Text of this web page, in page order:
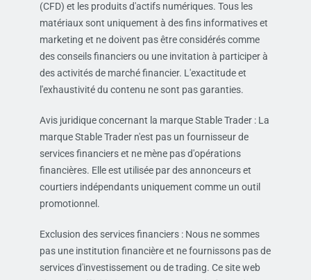
(CFD) et les produits d'actifs numériques. Tous les
matériaux sont uniquement à des fins informatives et
marketing et ne doivent pas être considérés comme
des conseils financiers ou une invitation à participer à
des activités de marché financier. L'exactitude et
l'exhaustivité du contenu ne sont pas garanties.
Avis juridique concernant la marque Stable Trader : La
marque Stable Trader n'est pas un fournisseur de
services financiers et ne mène pas d'opérations
financières. Elle est utilisée par des annonceurs et
courtiers indépendants uniquement comme un outil
promotionnel.
Exclusion des services financiers : Nous ne sommes
pas une institution financière et ne fournissons pas de
services d'investissement ou de trading. Ce site web